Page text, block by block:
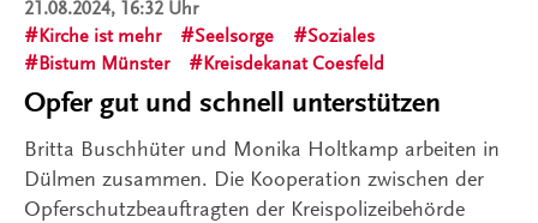
21.08.2024, 16:32 Uhr
Kirche ist mehr
Seelsorge
Soziales
Bistum Münster
Kreisdekanat Coesfeld
Opfer gut und schnell unterstützen
Britta Buschhüter und Monika Holtkamp arbeiten in
Dülmen zusammen. Die Kooperation zwischen der
Opferschutzbeauftragten der Kreispolizeibehörde